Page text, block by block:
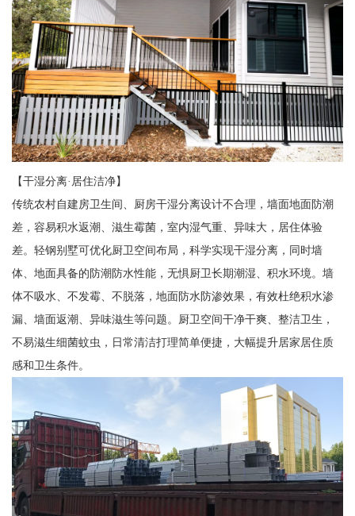
【干湿分离·居住洁净】
传统农村自建房卫生间、厨房干湿分离设计不合理，墙面地面防潮
差，容易积水返潮、滋生霉菌，室内湿气重、异味大，居住体验
差。轻钢别墅可优化厨卫空间布局，科学实现干湿分离，同时墙
体、地面具备的防潮防水性能，无惧厨卫长期潮湿、积水环境。墙
体不吸水、不发霉、不脱落，地面防水防渗效果，有效杜绝积水渗
漏、墙面返潮、异味滋生等问题。厨卫空间干净干爽、整洁卫生，
不易滋生细菌蚊虫，日常清洁打理简单便捷，大幅提升居家居住质
感和卫生条件。